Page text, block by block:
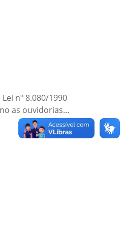
nº 8.080/1990
as ouvidorias…